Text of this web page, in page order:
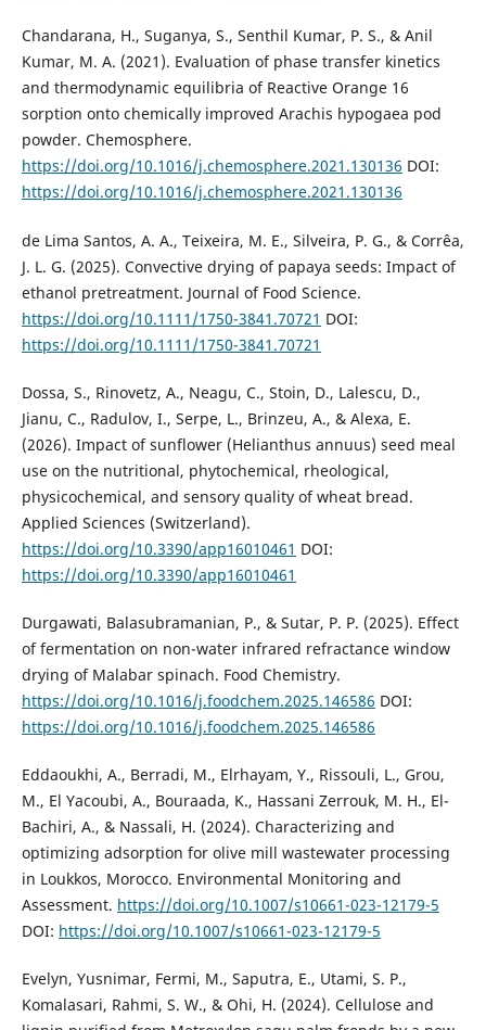
Chandarana, H., Suganya, S., Senthil Kumar, P. S., & Anil
Kumar, M. A. (2021). Evaluation of phase transfer kinetics
and thermodynamic equilibria of Reactive Orange 16
sorption onto chemically improved Arachis hypogaea pod
powder. Chemosphere.
https://doi.org/10.1016/j.chemosphere.2021.130136 DOI:
https://doi.org/10.1016/j.chemosphere.2021.130136
de Lima Santos, A. A., Teixeira, M. E., Silveira, P. G., & Corrêa,
J. L. G. (2025). Convective drying of papaya seeds: Impact of
ethanol pretreatment. Journal of Food Science.
https://doi.org/10.1111/1750-3841.70721 DOI:
https://doi.org/10.1111/1750-3841.70721
Dossa, S., Rinovetz, A., Neagu, C., Stoin, D., Lalescu, D.,
Jianu, C., Radulov, I., Serpe, L., Brinzeu, A., & Alexa, E.
(2026). Impact of sunflower (Helianthus annuus) seed meal
use on the nutritional, phytochemical, rheological,
physicochemical, and sensory quality of wheat bread.
Applied Sciences (Switzerland).
https://doi.org/10.3390/app16010461 DOI:
https://doi.org/10.3390/app16010461
Durgawati, Balasubramanian, P., & Sutar, P. P. (2025). Effect
of fermentation on non-water infrared refractance window
drying of Malabar spinach. Food Chemistry.
https://doi.org/10.1016/j.foodchem.2025.146586 DOI:
https://doi.org/10.1016/j.foodchem.2025.146586
Eddaoukhi, A., Berradi, M., Elrhayam, Y., Rissouli, L., Grou,
M., El Yacoubi, A., Bouraada, K., Hassani Zerrouk, M. H., El-
Bachiri, A., & Nassali, H. (2024). Characterizing and
optimizing adsorption for olive mill wastewater processing
in Loukkos, Morocco. Environmental Monitoring and
Assessment. https://doi.org/10.1007/s10661-023-12179-5
DOI: https://doi.org/10.1007/s10661-023-12179-5
Evelyn, Yusnimar, Fermi, M., Saputra, E., Utami, S. P.,
Komalasari, Rahmi, S. W., & Ohi, H. (2024). Cellulose and